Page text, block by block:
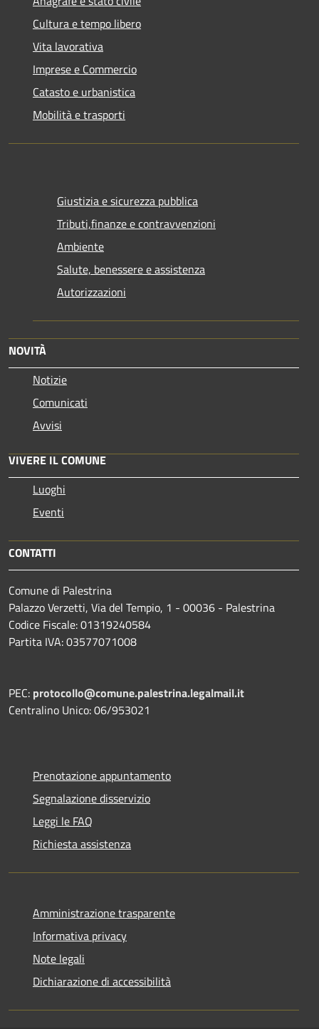
Cultura e tempo libero
Vita lavorativa
Imprese e Commercio
Catasto e urbanistica
Mobilità e trasporti
Giustizia e sicurezza pubblica
Tributi,finanze e contravvenzioni
Ambiente
Salute, benessere e assistenza
Autorizzazioni
NOVITÀ
Notizie
Comunicati
Avvisi
VIVERE IL COMUNE
Luoghi
Eventi
CONTATTI
Comune di Palestrina
Palazzo Verzetti, Via del Tempio, 1 - 00036 - Palestrina
Codice Fiscale: 01319240584
Partita IVA: 03577071008
PEC: protocollo@comune.palestrina.legalmail.it
Centralino Unico: 06/953021
Prenotazione appuntamento
Segnalazione disservizio
Leggi le FAQ
Richiesta assistenza
Amministrazione trasparente
Informativa privacy
Note legali
Dichiarazione di accessibilità